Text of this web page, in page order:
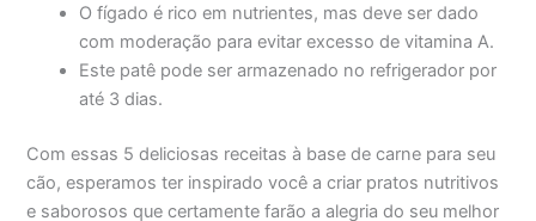
O fígado é rico em nutrientes, mas deve ser dado
com moderação para evitar excesso de vitamina A.
Este patê pode ser armazenado no refrigerador por
até 3 dias.
Com essas 5 deliciosas receitas à base de carne para seu
cão, esperamos ter inspirado você a criar pratos nutritivos
e saborosos que certamente farão a alegria do seu melhor